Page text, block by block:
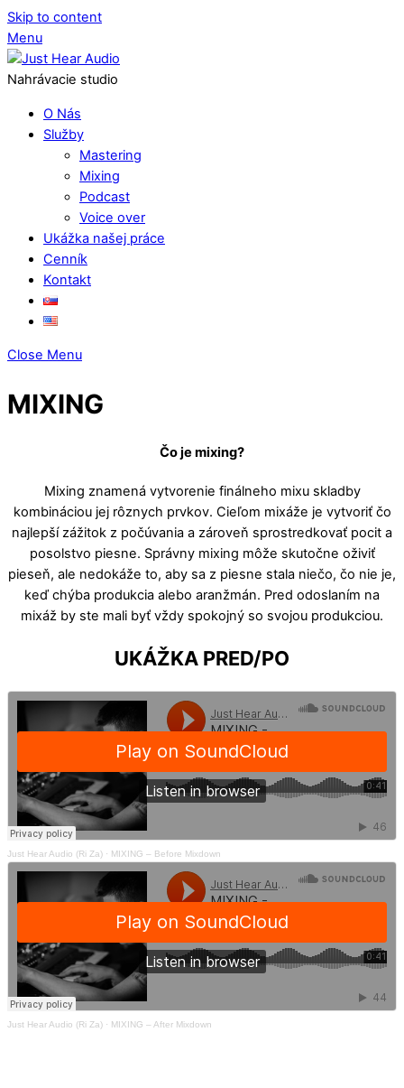
Skip to content
Menu
Nahrávacie studio
O Nás
Služby
Mastering
Mixing
Podcast
Voice over
Ukážka našej práce
Cenník
Kontakt
Close Menu
MIXING
Čo je mixing?
Mixing znamená vytvorenie finálneho mixu skladby
kombináciou jej rôznych prvkov. Cieľom mixáže je vytvoriť čo
najlepší zážitok z počúvania a zároveň sprostredkovať pocit a
posolstvo piesne. Správny mixing môže skutočne oživiť
pieseň, ale nedokáže to, aby sa z piesne stala niečo, čo nie je,
keď chýba produkcia alebo aranžmán. Pred odoslaním na
mixáž by ste mali byť vždy spokojný so svojou produkciou.
UKÁŽKA PRED/PO
Just Hear Audio (Ri Za) · MIXING – Before Mixdown
Just Hear Audio (Ri Za) · MIXING – After Mixdown